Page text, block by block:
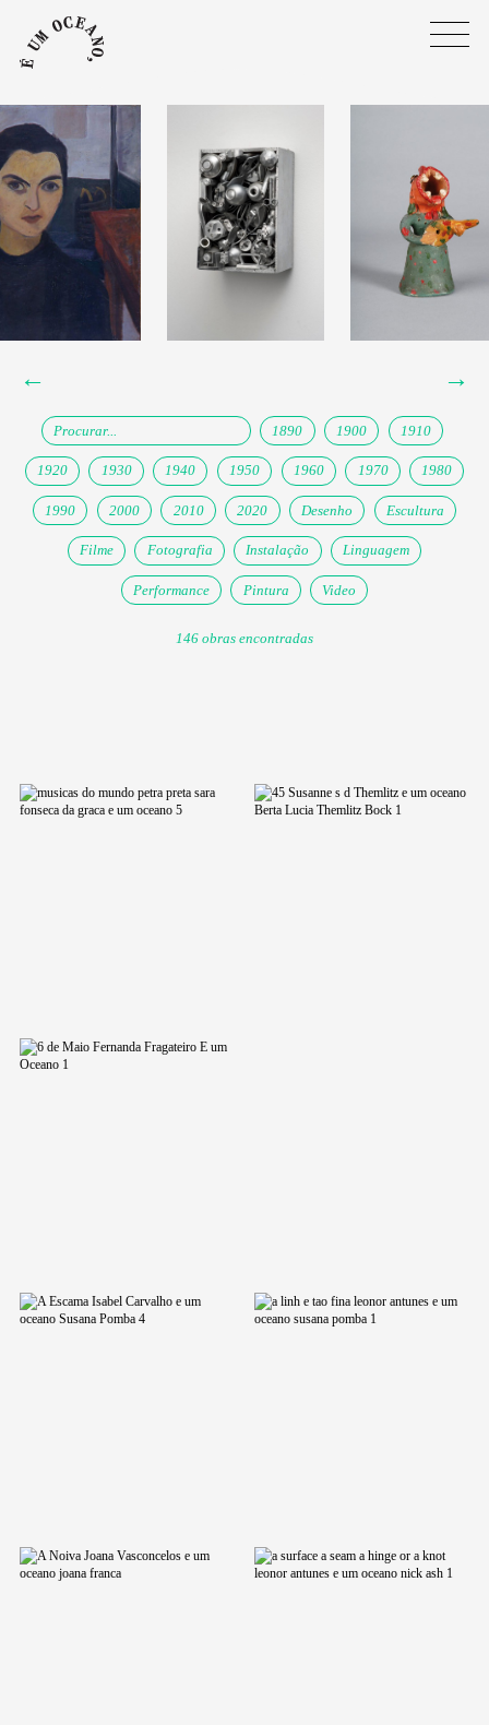
← →
1890 1900 1910
1920 1930 1940 1950 1960 1970 1980
1990 2000 2010 2020 Desenho Escultura
Filme Fotografia Instalação Linguagem
Performance Pintura Video
146 obras encontradas